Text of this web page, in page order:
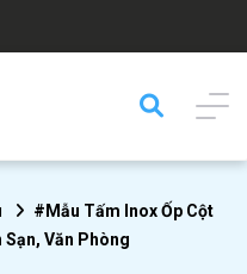
#Mẫu Tấm Inox Ốp Cột
Sạn, Văn Phòng